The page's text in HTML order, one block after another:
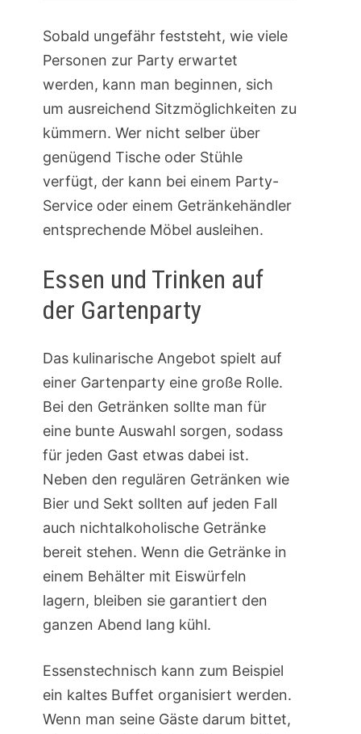
Sobald ungefähr feststeht, wie viele
Personen zur Party erwartet
werden, kann man beginnen, sich
um ausreichend Sitzmöglichkeiten zu
kümmern. Wer nicht selber über
genügend Tische oder Stühle
verfügt, der kann bei einem Party-
Service oder einem Getränkehändler
entsprechende Möbel ausleihen.
Essen und Trinken auf
der Gartenparty
Das kulinarische Angebot spielt auf
einer Gartenparty eine große Rolle.
Bei den Getränken sollte man für
eine bunte Auswahl sorgen, sodass
für jeden Gast etwas dabei ist.
Neben den regulären Getränken wie
Bier und Sekt sollten auf jeden Fall
auch nichtalkoholische Getränke
bereit stehen. Wenn die Getränke in
einem Behälter mit Eiswürfeln
lagern, bleiben sie garantiert den
ganzen Abend lang kühl.
Essenstechnisch kann zum Beispiel
ein kaltes Buffet organisiert werden.
Wenn man seine Gäste darum bittet,